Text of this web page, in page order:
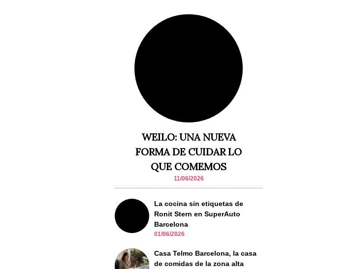
WEILO: UNA NUEVA
FORMA DE CUIDAR LO
QUE COMEMOS
11/06/2026
La cocina sin etiquetas de
Ronit Stern en SuperAuto
Barcelona
01/06/2026
Casa Telmo Barcelona, la casa
de comidas de la zona alta